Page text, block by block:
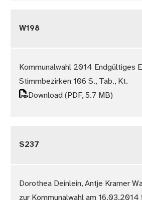
W198
Kommunalwahl 2014 Endgültiges
Stimmbezirken 106 S., Tab., Kt.
Download(PDF, 5.7 MB)
S237
Dorothea Deinlein, Antje Kramer
zur Kommunalwahl am 16.03.2014